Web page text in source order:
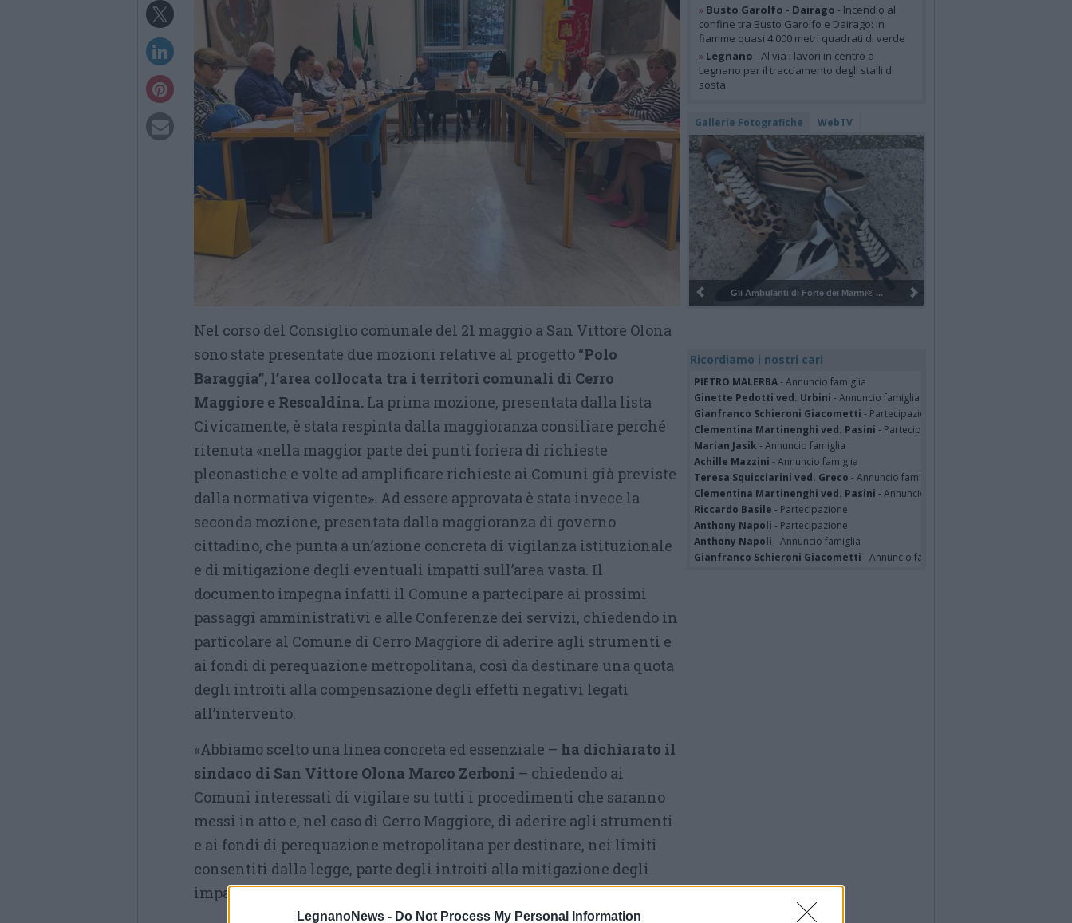
LegnanoNews - Do Not Process My Personal Information
Nel corso del Consiglio comunale del 21 maggio a San Vittore Olona
sono state presentate due mozioni relative al progetto “Polo
Baraggia”, l’area collocata tra i territori comunali di Cerro
Maggiore e Rescaldina. La prima mozione, presentata dalla lista
Civicamente, è stata respinta dalla maggioranza consiliare perché
ritenuta «nella maggior parte dei punti foriera di richieste
pleonastiche e volte ad amplificare richieste ai Comuni già previste
dalla normativa vigente». Ad essere approvata è stata invece la
seconda mozione, presentata dalla maggioranza di governo
cittadino, che punta a un’azione concreta di vigilanza istituzionale
e di mitigazione degli eventuali impatti sull’area vasta. Il
documento impegna infatti il Comune a partecipare ai prossimi
passaggi amministrativi e alle Conferenze dei servizi, chiedendo in
particolare al Comune di Cerro Maggiore di aderire agli strumenti e
ai fondi di perequazione metropolitana, così da destinare una quota
degli introiti alla compensazione degli effetti negativi legati
all’intervento.
«Abbiamo scelto una linea concreta ed essenziale – ha dichiarato il
sindaco di San Vittore Olona Marco Zerboni – chiedendo ai
Comuni interessati di vigilare su tutti i procedimenti che saranno
messi in atto e, nel caso di Cerro Maggiore, di aderire agli strumenti
e ai fondi di perequazione metropolitana per destinare, nei limiti
consentiti dalla legge, parte degli introiti alla mitigazione degli
impatti negativi come rumore, traffico e criticità ambientali».
» Busto Garolfo - Dairago - Incendio al
confine tra Busto Garolfo e Dairago: in
fiamme quasi 4.000 metri quadrati di verde
» Legnano - Al via i lavori in centro a
Legnano per il tracciamento degli stalli di
sosta
Gallerie Fotografiche WebTV
Pulizia del bosco del Rugareto a ...
Ricordiamo i nostri cari
PIETRO MALERBA- Annuncio famiglia
Ginette Pedotti ved. Urbini - Annuncio famiglia
Gianfranco Schieroni Giacometti - Partecipazione
Clementina Martinenghi ved. Pasini - Partecipazione
Marian Jasik - Annuncio famiglia
Achille Mazzini - Annuncio famiglia
Teresa Squicciarini ved. Greco - Annuncio famiglia
Clementina Martinenghi ved. Pasini - Annuncio famiglia
Riccardo Basile - Partecipazione
Anthony Napoli - Partecipazione
Anthony Napoli - Annuncio famiglia
Gianfranco Schieroni Giacometti - Annuncio famiglia